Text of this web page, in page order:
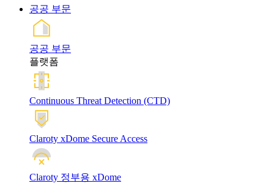
공공 부문
공공 부문
플랫폼
Continuous Threat Detection (CTD)
Claroty xDome Secure Access
Claroty 정부용 xDome